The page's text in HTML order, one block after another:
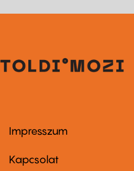
Footer
first
Impresszum
Kapcsolat